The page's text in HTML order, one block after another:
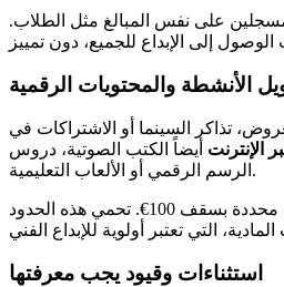
على نفس المبالغ مثل الطلاب.
الأنشطة والمحتويات الرقمية
تذاكر السينما أو الاشتراكات في
الإنترنت أيضاً الكتب الصوتية، دروس
الرسم الرقمي أو الألعاب التعليمية.
تنبيه: النفقات الرقمية محددة بسقف 100€. تحمي هذه الحدود
استثناءات وقيود يجب معرفتها